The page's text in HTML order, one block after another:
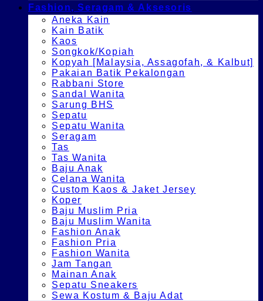
Fashion, Seragam & Aksesoris
Aneka Kain
Kain Batik
Kaos
Songkok/Kopiah
Kopyah [Malaysia, Assagofah, & Kalbut]
Pakaian Batik Pekalongan
Rabbani Store
Sandal Wanita
Sarung BHS
Sepatu
Sepatu Wanita
Seragam
Tas
Tas Wanita
Baju Anak
Celana Wanita
Custom Kaos & Jaket Jersey
Koper
Baju Muslim Pria
Baju Muslim Wanita
Fashion Anak
Fashion Pria
Fashion Wanita
Jam Tangan
Mainan Anak
Sepatu Sneakers
Sewa Kostum & Baju Adat